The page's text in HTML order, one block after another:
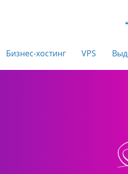
Бизнес-хостинг VPS